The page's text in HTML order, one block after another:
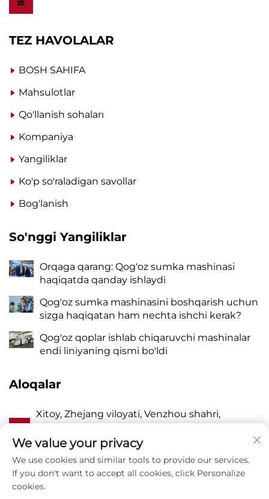
TEZ HAVOLALAR
BOSH SAHIFA
Mahsulotlar
Qo'llanish sohaları
Kompaniya
Yangiliklar
Ko'p so'raladigan savollar
Bog'lanish
So'nggi Yangiliklar
Orqaga qarang: Qog'oz sumka mashinasi
haqiqatda qanday ishlaydi
Qog'oz sumka mashinasini boshqarish uchun
sizga haqiqatan ham nechta ishchi kerak?
Qog'oz qoplar ishlab chiqaruvchi mashinalar
endi liniyaning qismi bo'ldi
Aloqalar
Xitoy, Zhejang viloyati, Venzhou shahri,
Sharqiy Lyangyou ko'chasi, 118-uy
P 8615988795434
We value your privacy
We use cookies and similar tools to provide our services.
If you don't want to accept all cookies, click Personalize
cookies.